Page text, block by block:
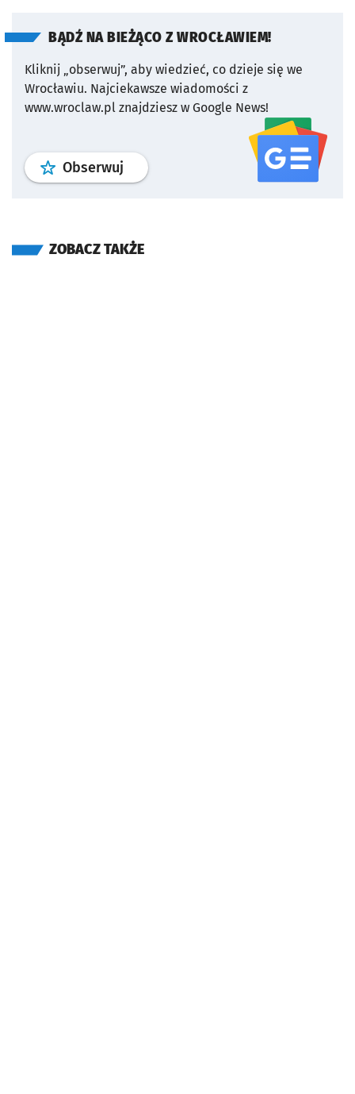
BĄDŹ NA BIEŻĄCO Z WROCŁAWIEM!
Kliknij „obserwuj”, aby wiedzieć, co dzieje się we
Wrocławiu. Najciekawsze wiadomości z
www.wroclaw.pl znajdziesz w Google News!
Obserwuj profil serwisu
ZOBACZ TAKŻE